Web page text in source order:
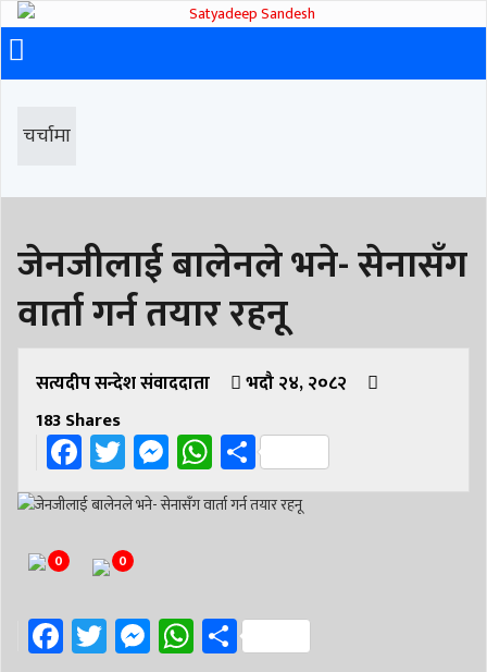
चर्चामा
जेनजीलाई बालेनले भने- सेनासँग
वार्ता गर्न तयार रहनू
सत्यदीप सन्देश संवाददाता
भदौ २४, २०८२
183Shares
Facebook
Twitter
Messenger
WhatsApp
Share
0 0
Facebook
Twitter
Messenger
WhatsApp
Share